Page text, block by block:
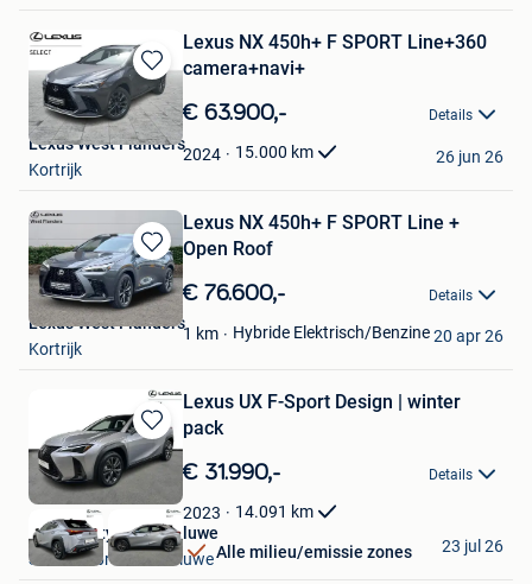
Bewaren
in
Mijn
Favorieten
Lexus NX 450h+ F SPORT Line+360
camera+navi+
€ 63.900,- Details
2024 15.000 km
Lexus West Flanders
Kortrijk
26 jun 26
Bewaren
in
Mijn
Favorieten
Lexus NX 450h+ F SPORT Line +
Open Roof
€ 76.600,- Details
1 km Hybride Elektrisch/Benzine
Lexus West Flanders
Kortrijk
20 apr 26
Bewaren
in
Favorieten
Lexus UX F-Sport Design | winter
pack
€ 31.990,- Details
2023 14.091 km
Alle milieu/emissie zones
Toyota City Used Woluwe
Sint-Lambrechts-Woluwe
23 jul 26